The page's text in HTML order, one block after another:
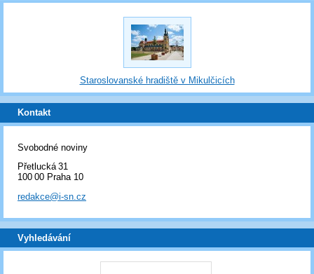
Staroslovanské hradiště v Mikulčicích
Kontakt
Svobodné noviny
Přetlucká 31
100 00 Praha 10
redakce@i-sn.cz
Vyhledávání